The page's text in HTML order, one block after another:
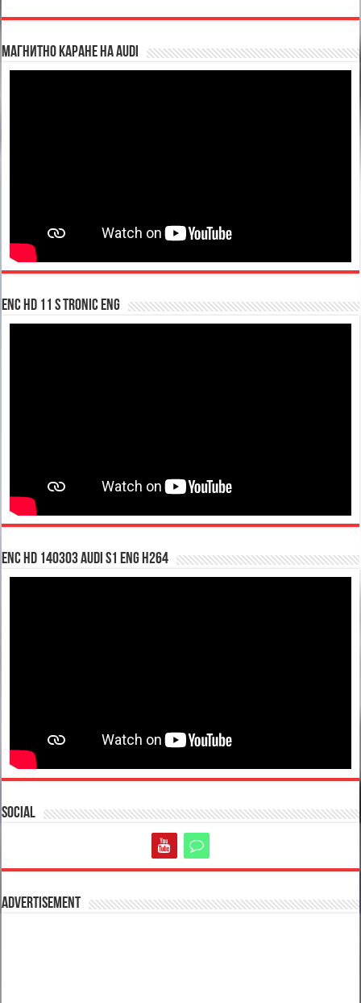
Магнитно каране на Audi
enc hd 11 S tronic ENG
enc hd 140303 Audi S1 ENG H264
Social
Advertisement